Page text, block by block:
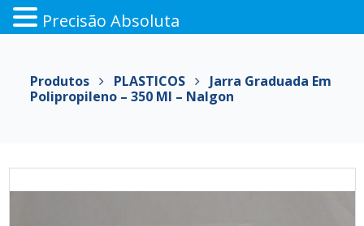
conteúdo
Produtos PLASTICOS
Jarra Graduada Em
Polipropileno – 350 Ml – Nalgon
Precisão Absoluta